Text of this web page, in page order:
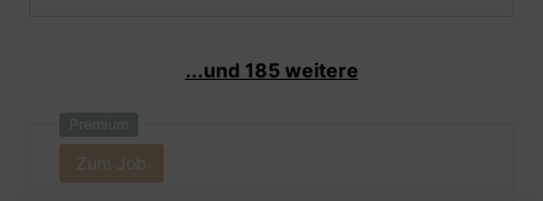
...und 185 weitere
Premium
Zum Job